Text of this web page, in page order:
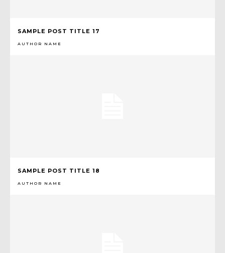
SAMPLE POST TITLE 17
AUTHOR NAME
SAMPLE POST TITLE 18
AUTHOR NAME